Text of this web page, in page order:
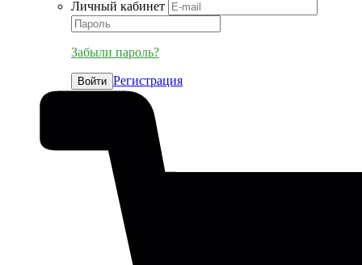
Личный кабинет
Забыли пароль?
Войти Регистрация